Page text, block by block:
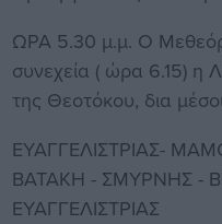
ΩΡΑ 5.30 μ.μ. Ο
συνεχεία ( ώρα 6.15) η
της Θεοτόκου, δια
ΕΥΑΓΓΕΛΙΣΤΡΙΑΣ-
ΒΑΤΑΚΗ - ΣΜΥΡΝΗΣ -
ΕΥΑΓΓΕΛΙΣΤΡΙΑΣ